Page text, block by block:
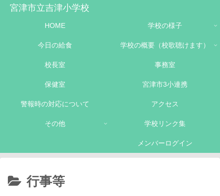
宮津市立吉津小学校
HOME 学校の様子
今日の給食 学校の概要（校歌聴けます）
校長室 事務室
保健室 宮津市3小連携
警報時の対応について アクセス
その他 学校リンク集
メンバーログイン
行事等